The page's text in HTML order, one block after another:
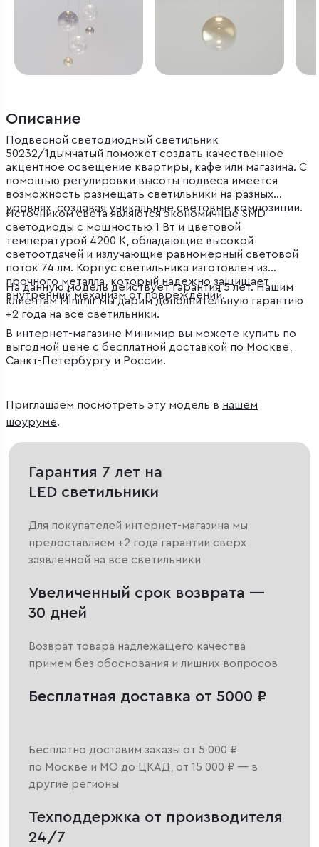
Описание
Подвесной светодиодный светильник
50232/1дымчатый поможет создать качественное
акцентное освещение квартиры, кафе или магазина. С
помощью регулировки высоты подвеса имеется
возможность размещать светильники на разных
уровнях, создавая уникальные световые композиции.
Источником света являются экономичные SMD
светодиоды с мощностью 1 Вт и цветовой
температурой 4200 К, обладающие высокой
светоотдачей и излучающие равномерный световой
поток 74 лм. Корпус светильника изготовлен из
прочного металла, который надежно защищает
внутренний механизм от повреждений.
На данную модель действует гарантия 5 лет. Нашим
клиентам Minimir мы дарим дополнительную гарантию
+2 года на все светильники.
В интернет-магазине Минимир вы можете купить по
выгодной цене с бесплатной доставкой по Москве,
Санкт-Петербургу и России.
Приглашаем посмотреть эту модель в нашем
шоуруме.
Гарантия 7 лет на
LED светильники
Для покупателей интернет-магазина мы
предоставляем +2 года гарантии сверх
заявленной на все светильники
Увеличенный срок возврата —
30 дней
Возврат товара надлежащего качества
примем без обоснования и лишних вопросов
Бесплатная доставка от 5000 ₽
Бесплатно доставим заказы от 5 000 ₽
по Москве и МО до ЦКАД, от 15 000 ₽ — в
другие регионы
Техподдержка от производителя
24/7